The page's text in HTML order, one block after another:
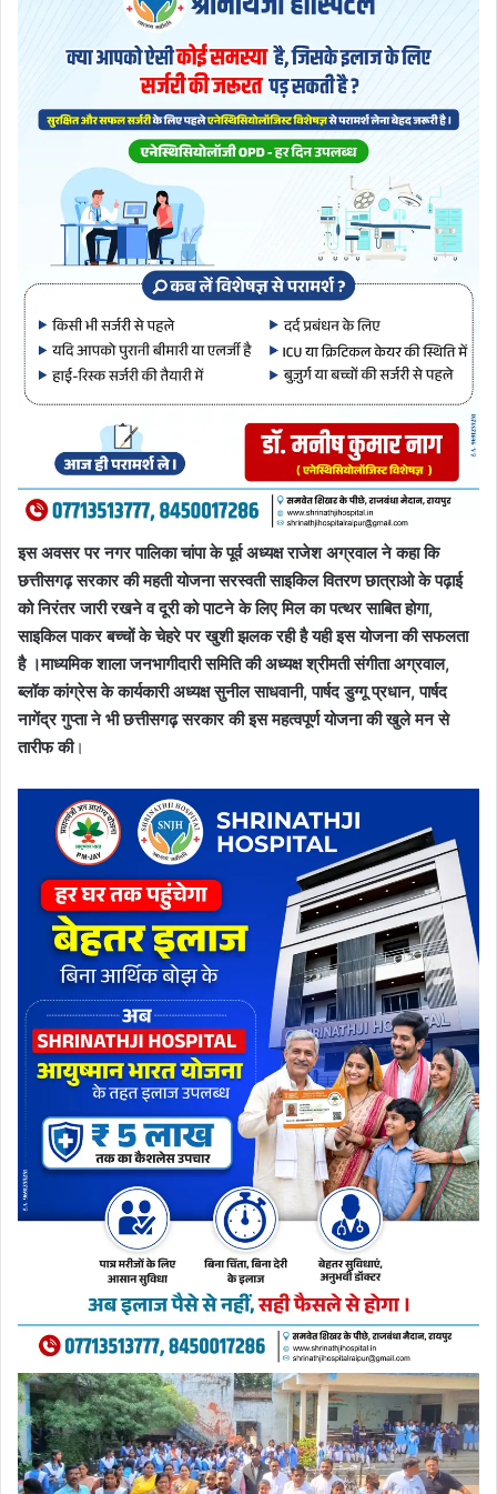
इस अवसर पर नगर पालिका चांपा के पूर्व अध्यक्ष राजेश अग्रवाल ने कहा कि
छत्तीसगढ़ सरकार की महती योजना सरस्वती साइकिल वितरण छात्राओ के पढ़ाई
को निरंतर जारी रखने व दूरी को पाटने के लिए मिल का पत्थर साबित होगा,
साइकिल पाकर बच्चों के चेहरे पर खुशी झलक रही है यही इस योजना की सफलता
है ।माध्यमिक शाला जनभागीदारी समिति की अध्यक्ष श्रीमती संगीता अग्रवाल,
ब्लॉक कांग्रेस के कार्यकारी अध्यक्ष सुनील साधवानी, पार्षद डुग्गू प्रधान, पार्षद
नागेंद्र गुप्ता ने भी छत्तीसगढ़ सरकार की इस महत्वपूर्ण योजना की खुले मन से
तारीफ की।